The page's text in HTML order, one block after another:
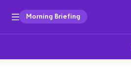
Morning Briefing